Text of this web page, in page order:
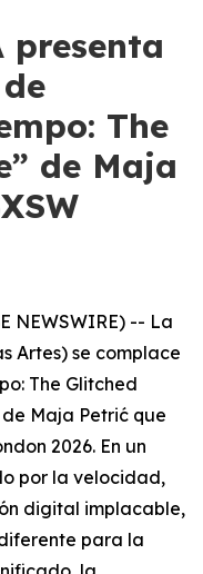
presenta
The
de Maja
NEWSWIRE) -- La
Artes) se complace
The Glitched
Maja Petrić que
2026. En un
por la velocidad,
digital implacable,
para la